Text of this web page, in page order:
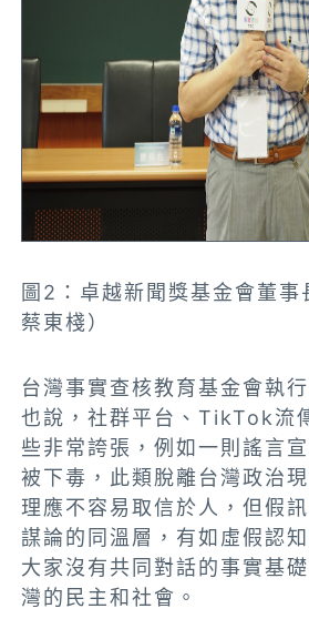
圖2：卓越新聞獎基金會董事
蔡東棧）
台灣事實查核教育基金會執
也說，社群平台、TikTok流
些非常誇張，例如一則謠言
被下毒，此類脫離台灣政治
理應不容易取信於人，但假
謀論的同溫層，有如虛假認
大家沒有共同對話的事實基
灣的民主和社會。